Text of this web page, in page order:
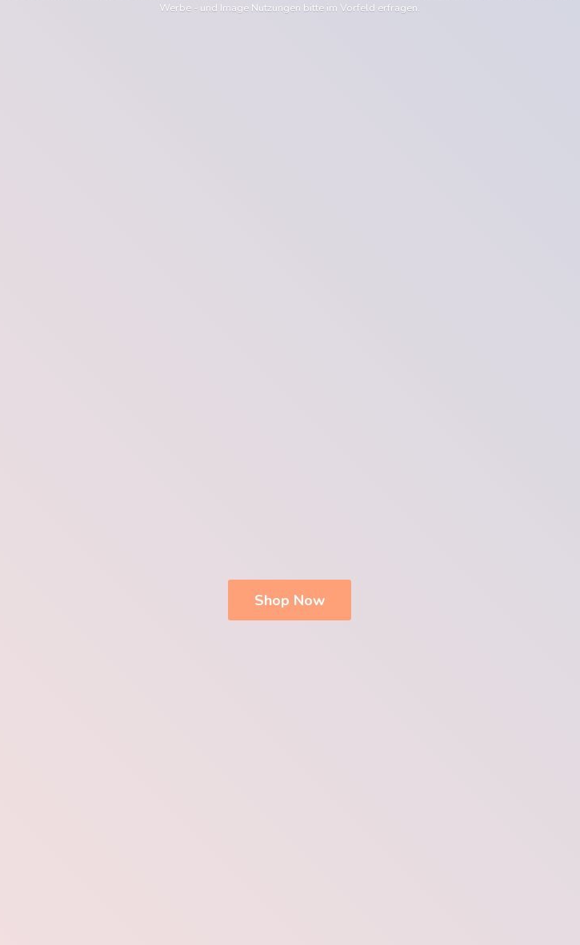
Werbe - und Image Nutzungen bitte im Vorfeld erfragen.
Shop Now